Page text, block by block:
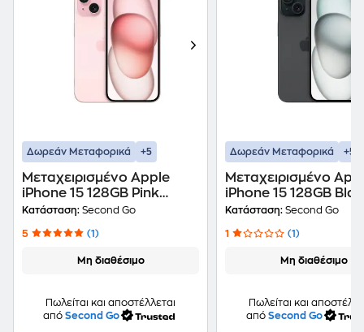
Δωρεάν Μεταφορικά +5
Μεταχειρισμένο Apple
iPhone 15 128GB Pink
second go Certified by
Κατάσταση: Second Go
5 (1)
Μη διαθέσιμο
Πωλείται και αποστέλλεται
από Second Go
Δωρεάν Μεταφορικά +5
Μεταχειρισμένο
iPhone 15 128GB
second go Certified
Κατάσταση: Second Go
1 (1)
Μη διαθέσιμο
Πωλείται και
από Second Go